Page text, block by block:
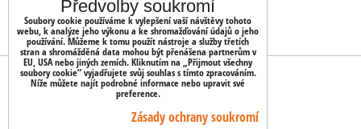
shopww2/
OBJEDNÁVKY
Předvolby soukromí
Soubory cookie používáme k vylepšení vaší návštěvy tohoto
webu, k analýze jeho výkonu a ke shromažďování údajů o jeho
používání. Můžeme k tomu použít nástroje a služby třetích
stran a shromážděná data mohou být přenášena partnerům v
EU, USA nebo jiných zemích. Kliknutím na „Přijmout všechny
soubory cookie“ vyjadřujete svůj souhlas s tímto zpracováním.
Níže můžete najít podrobné informace nebo upravit své
preference.
Zásady ochrany soukromí